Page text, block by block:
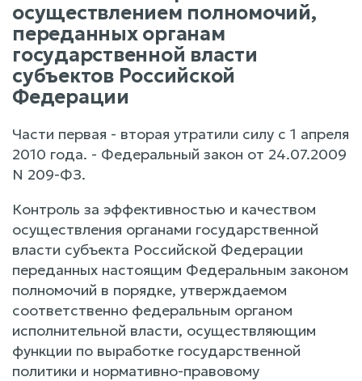
осуществлением полномочий,
переданных органам
государственной власти
субъектов Российской
Федерации
Части первая - вторая утратили силу с 1 апреля
2010 года. - Федеральный закон от 24.07.2009
N 209-ФЗ.
Контроль за эффективностью и качеством
осуществления органами государственной
власти субъекта Российской Федерации
переданных настоящим Федеральным законом
полномочий в порядке, утверждаемом
соответственно федеральным органом
исполнительной власти, осуществляющим
функции по выработке государственной
политики и нормативно-правовому